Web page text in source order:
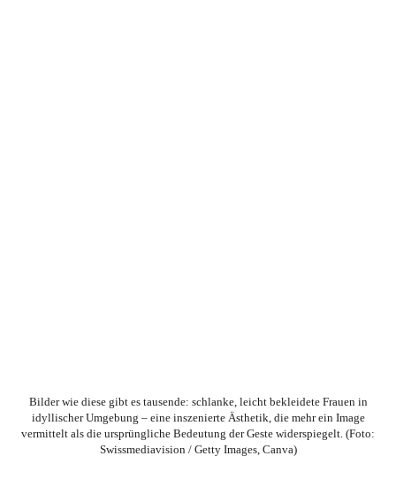
Bilder wie diese gibt es tausende: schlanke, leicht bekleidete Frauen in
idyllischer Umgebung – eine inszenierte Ästhetik, die mehr ein Image
vermittelt als die ursprüngliche Bedeutung der Geste widerspiegelt. (Foto:
Swissmediavision / Getty Images, Canva)